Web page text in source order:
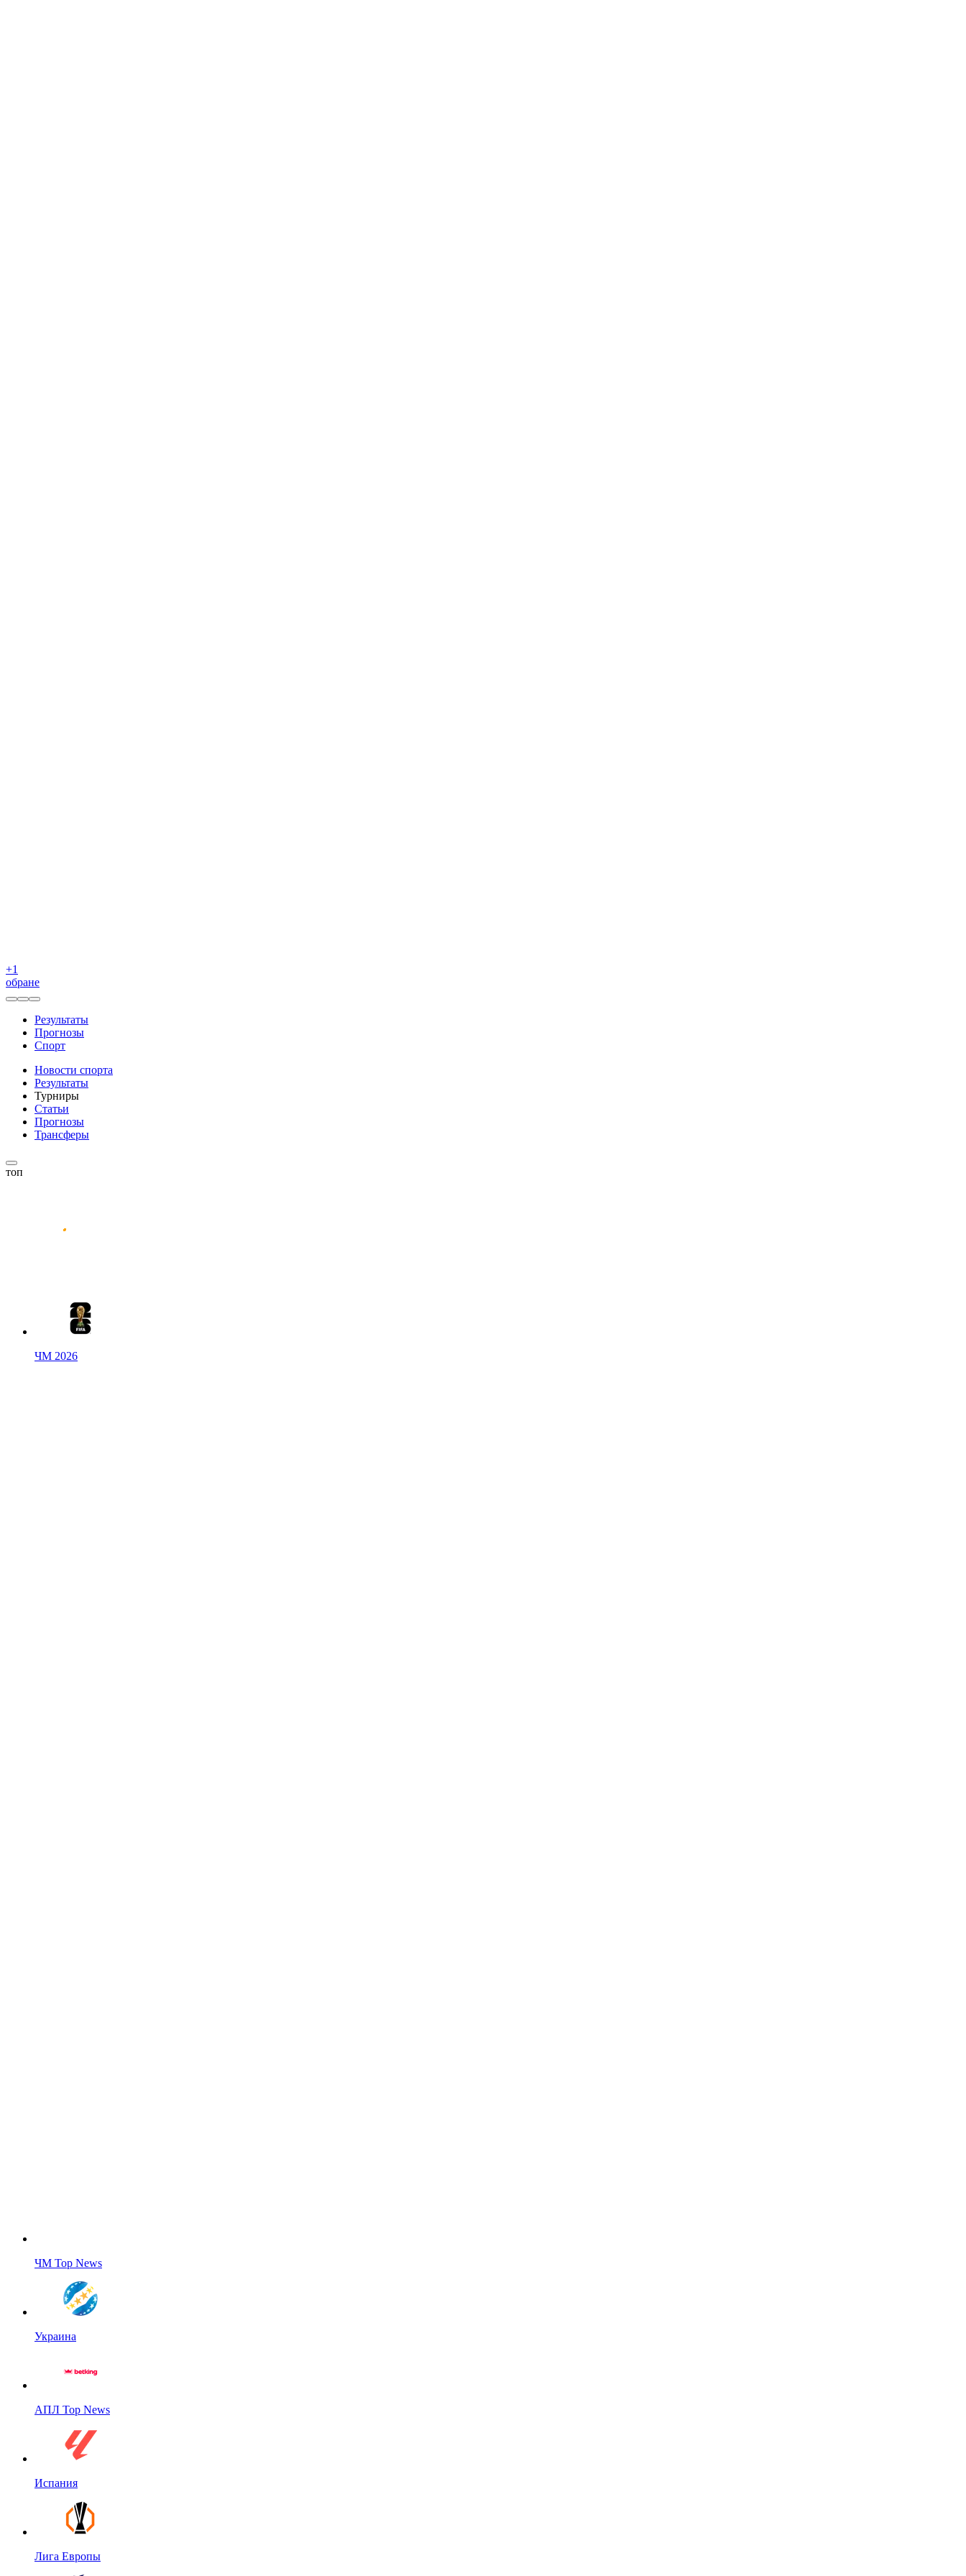
+1
обране
Результаты
Прогнозы
Спорт
Новости спорта
Результаты
Турниры
Статьи
Прогнозы
Трансферы
топ
ЧМ 2026
ЧМ Top News
Украина
АПЛ Top News
Испания
Лига Европы